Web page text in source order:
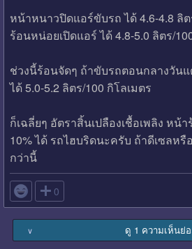
หน้าหนาวปิดแอร์ขับรถ ได้ 4.6-4.8 ลิต
ร้อนหน่อยเปิดแอร์ ได้ 4.8-5.0 ลิตร/
ช่วงนี้ร้อนจัดๆ ถ้าขับรถตอนกลางวันแ
ได้ 5.0-5.2 ลิตร/100 กิโลเมตร
ก็เฉลี่ยๆ อัตราสิ้นเปลืองเชื้อเพลิง หน้
10% ได้ รถไฮบริดนะครับ ถ้าดีเซลหรื
กว่านี้
 0
∨ ดู 1 ความเห็นย่